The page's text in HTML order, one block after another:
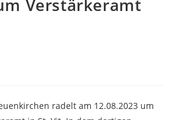
Verstärkeramt
radelt am 12.08.2023 um